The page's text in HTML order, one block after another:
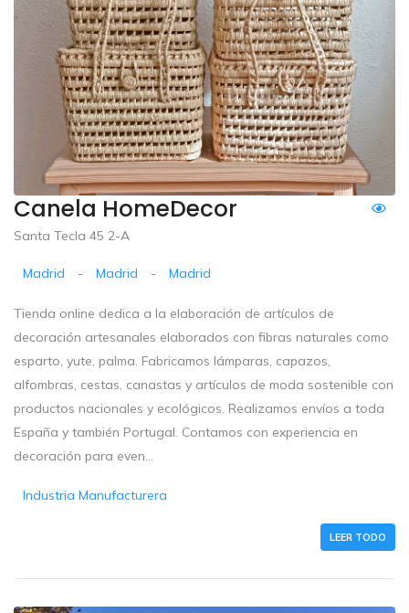
Canela HomeDecor
Santa Tecla 45 2-A
Madrid - Madrid - Madrid
Tienda online dedica a la elaboración de artículos de
decoración artesanales elaborados con fibras naturales como
esparto, yute, palma. Fabricamos lámparas, capazos,
alfombras, cestas, canastas y artículos de moda sostenible con
productos nacionales y ecológicos. Realizamos envíos a toda
España y también Portugal. Contamos con experiencia en
decoración para even...
Industria Manufacturera
LEER TODO